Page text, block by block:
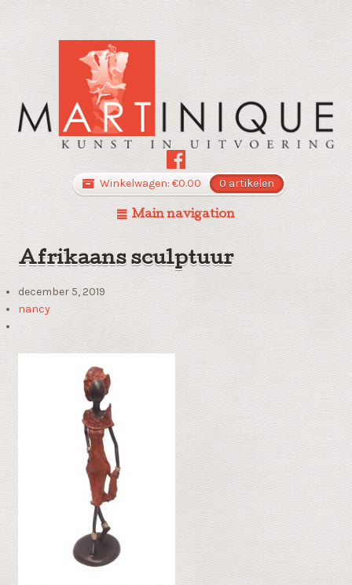
Winkelwagen: €0.00 0 artikelen
Main navigation
Afrikaans sculptuur
december 5, 2019
nancy